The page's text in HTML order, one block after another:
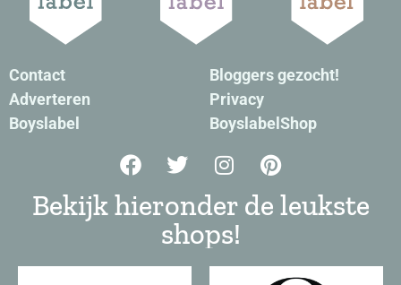
Contact
Adverteren
Boyslabel
Bloggers gezocht!
Privacy
BoyslabelShop
Bekijk hieronder de leukste
shops!